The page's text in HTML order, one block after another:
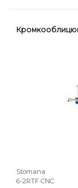
Stomana
6-2RTF CNC